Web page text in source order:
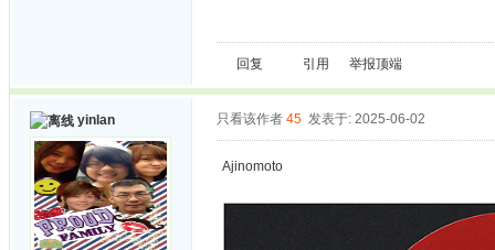
回复 引用 举报顶端
yinlan 只看该作者 45 发表于: 2025-06-02
Ajinomoto